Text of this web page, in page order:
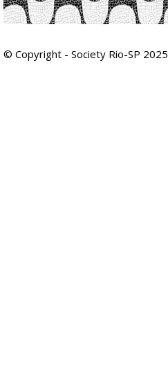
© Copyright - Society Rio-SP 2025